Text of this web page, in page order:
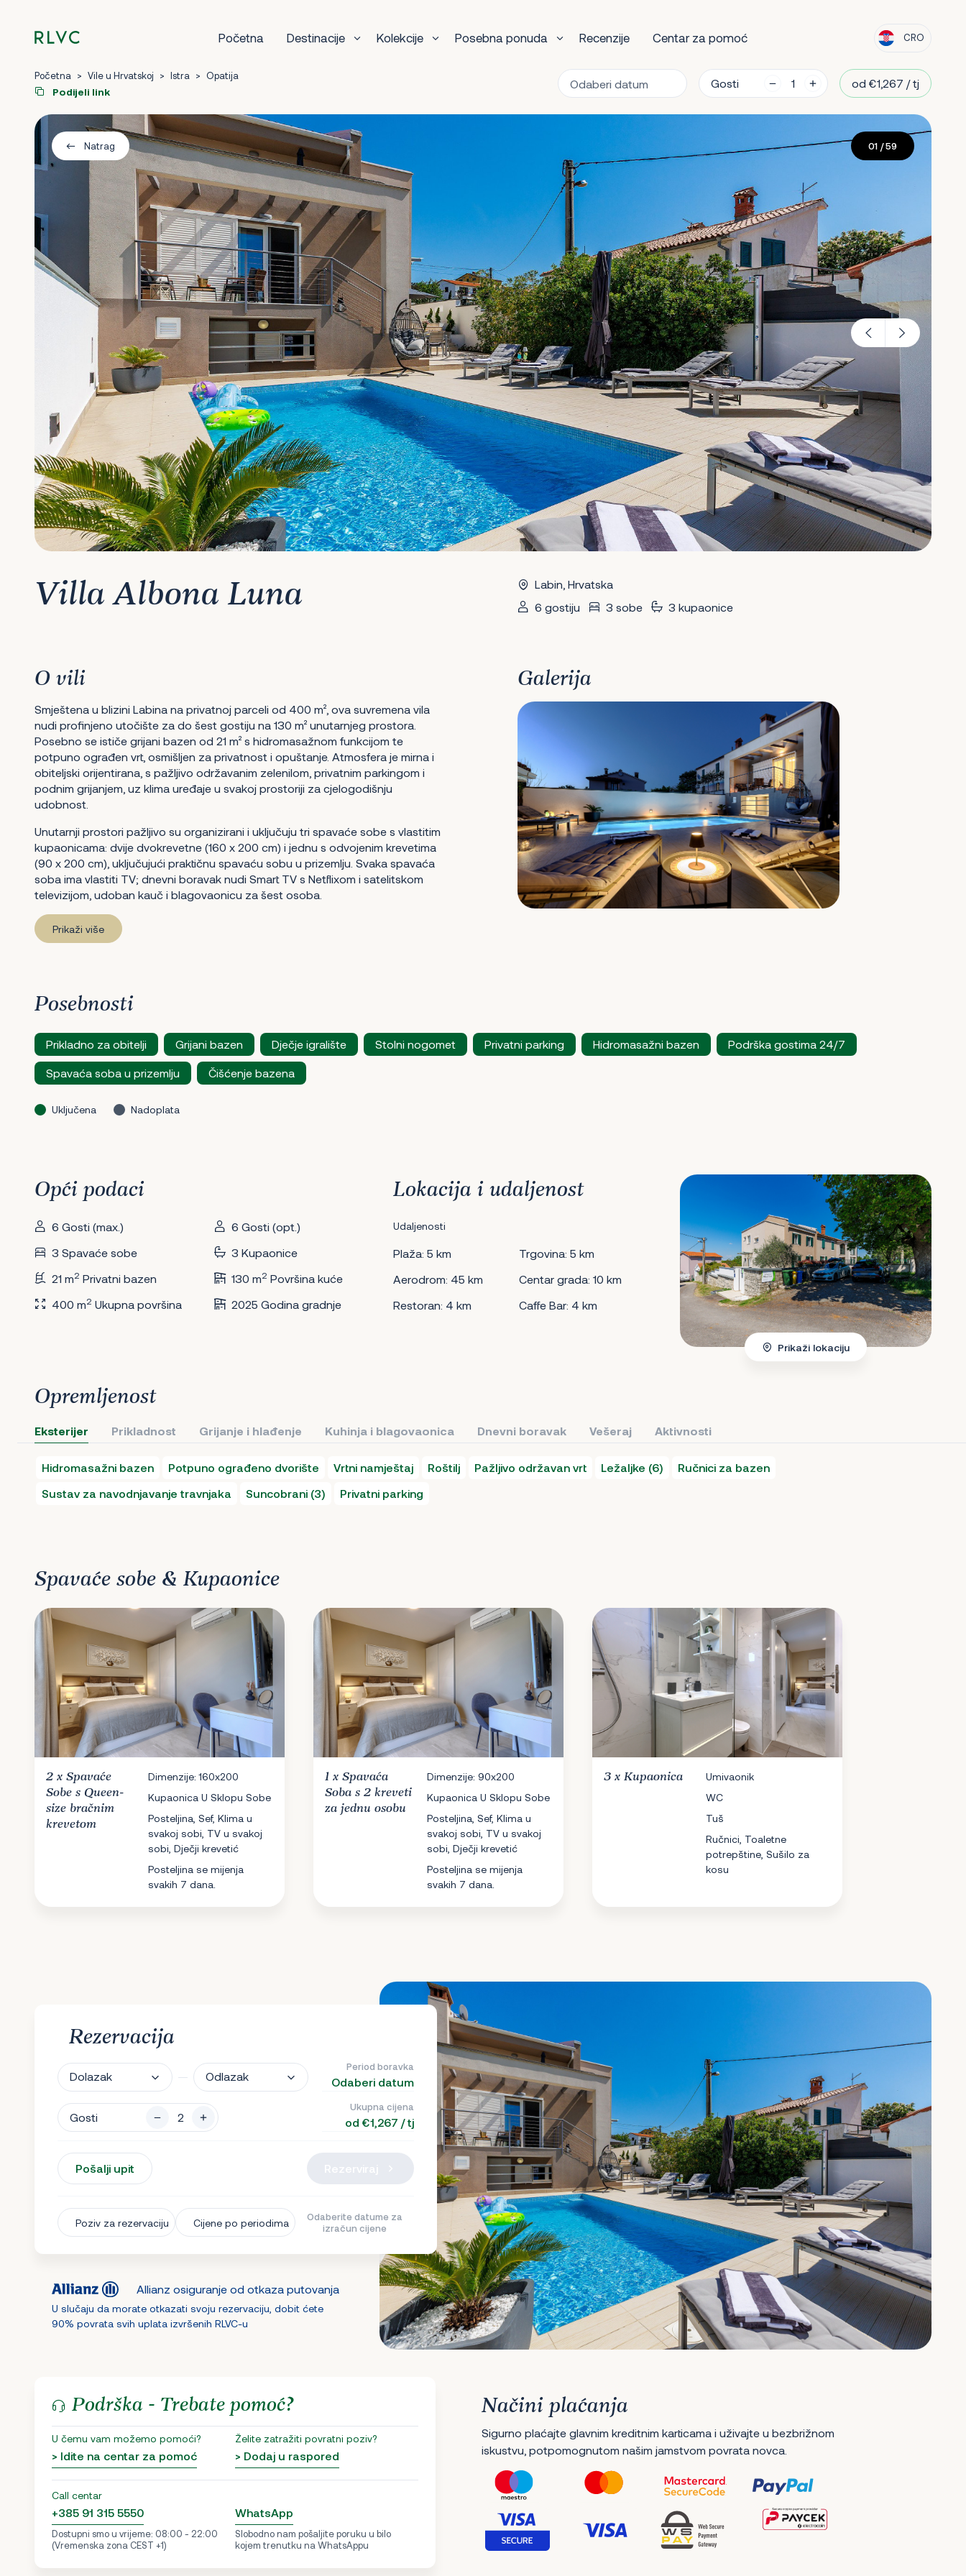
Početna Destinacije Kolekcije Posebna ponuda Recenzije Centar za pomoć CRO
Početna > Vile u Hrvatskoj > Istra > Opatija
Podijeli link
Gosti od €1,267 / tj
Natrag 01 / 59
Villa Albona Luna
Labin, Hrvatska
6 gostiju
3 sobe 3 kupaonice
O vili
Smještena u blizini Labina na privatnoj parceli od 400 m², ova suvremena vila
nudi profinjeno utočište za do šest gostiju na 130 m² unutarnjeg prostora.
Posebno se ističe grijani bazen od 21 m² s hidromasažnom funkcijom te
potpuno ograđen vrt, osmišljen za privatnost i opuštanje. Atmosfera je mirna i
obiteljski orijentirana, s pažljivo održavanim zelenilom, privatnim parkingom i
podnim grijanjem, uz klima uređaje u svakoj prostoriji za cjelogodišnju
udobnost.
Unutarnji prostori pažljivo su organizirani i uključuju tri spavaće sobe s vlastitim
kupaonicama: dvije dvokrevetne (160 x 200 cm) i jednu s odvojenim krevetima
(90 x 200 cm), uključujući praktičnu spavaću sobu u prizemlju. Svaka spavaća
soba ima vlastiti TV; dnevni boravak nudi Smart TV s Netflixom i satelitskom
televizijom, udoban kauč i blagovaonicu za šest osoba.
Prikaži više
Galerija
Posebnosti
Prikladno za obitelji Grijani bazen Dječje igralište Stolni nogomet Privatni parking Hidromasažni bazen Podrška gostima 24/7
Spavaća soba u prizemlju Čišćenje bazena
Uključena Nadoplata
Opći podaci
6 Gosti (max.)
6 Gosti (opt.)
3 Spavaće sobe
3 Kupaonice
21 m2 Privatni bazen 130 m2 Površina kuće
400 m2 Ukupna površina 2025 Godina gradnje
Lokacija i udaljenost
Udaljenosti
Plaža: 5 km
Trgovina: 5 km
Aerodrom: 45 km
Centar grada: 10 km
Restoran: 4 km
Caffe Bar: 4 km
Prikaži lokaciju
Opremljenost
Eksterijer Prikladnost Grijanje i hlađenje Kuhinja i blagovaonica Dnevni boravak Vešeraj Aktivnosti
Hidromasažni bazen Potpuno ograđeno dvorište Vrtni namještaj Roštilj Pažljivo održavan vrt Ležaljke (6)
Ručnici za bazen
Sustav za navodnjavanje travnjaka
Suncobrani (3) Privatni parking
Spavaće sobe & Kupaonice
2 x Spavaće
Sobe s Queen-
size bračnim
krevetom
Dimenzije: 160x200
Kupaonica U Sklopu Sobe
Posteljina, Sef, Klima u
svakoj sobi, TV u svakoj
sobi, Dječji krevetić
Posteljina se mijenja
svakih 7 dana.
1 x Spavaća
Soba s 2 kreveti
za jednu osobu
Dimenzije: 90x200
Kupaonica U Sklopu Sobe
Posteljina, Sef, Klima u
svakoj sobi, TV u svakoj
sobi, Dječji krevetić
Posteljina se mijenja
svakih 7 dana.
3 x Kupaonica
Umivaonik
WC
Tuš
Ručnici, Toaletne
potrepštine, Sušilo za
kosu
Rezervacija
Dolazak Odlazak
Period boravka
Odaberi datum
Gosti
Ukupna cijena
od €1,267 / tj
Pošalji upit
Poziv za rezervaciju Cijene po periodima
Odaberite datume za
izračun cijene
Allianz osiguranje od otkaza putovanja
U slučaju da morate otkazati svoju rezervaciju, dobit ćete
90% povrata svih uplata izvršenih RLVC-u
Podrška - Trebate pomoć?
U čemu vam možemo pomoći?
> Idite na centar za pomoć
Želite zatražiti povratni poziv?
> Dodaj u raspored
Call centar
+385 91 315 5550
Dostupni smo u vrijeme: 08:00 - 22:00
(Vremenska zona CEST +1)
WhatsApp
Slobodno nam pošaljite poruku u bilo
kojem trenutku na WhatsAppu
Načini plaćanja
Sigurno plaćajte glavnim kreditnim karticama i uživajte u bezbrižnom
iskustvu, potpomognutom našim jamstvom povrata novca.